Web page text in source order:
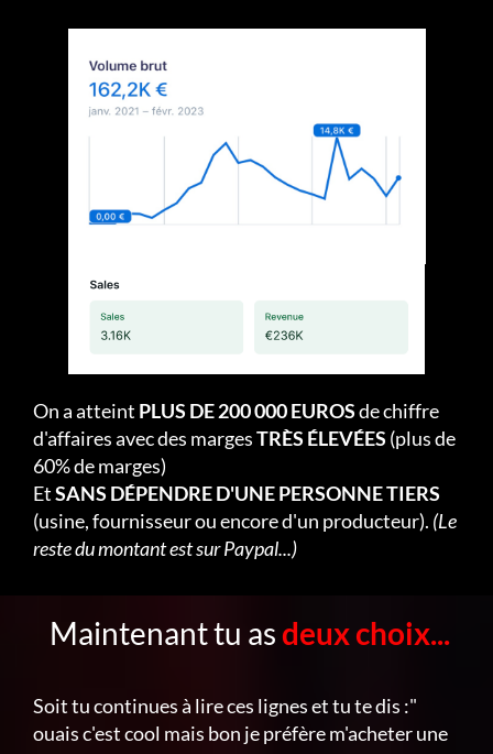
On a atteint PLUS DE 200 000 EUROSde chiffre
d'affaires avec des margesTRÈS ÉLEVÉES (plus de
60% de marges)
EtSANS DÉPENDRE D'UNE PERSONNE TIERS
(usine, fournisseur ou encore d'un producteur). (Le
reste du montant est sur Paypal...)
Maintenant tu asdeux choix...
Soit tu continues à lire ces lignes et tu te dis :"
ouais c'est cool mais bon je préfère m'acheter une